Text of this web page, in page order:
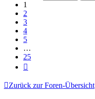
1
2
3
4
5
…
25
Zurück zur Foren-Übersicht